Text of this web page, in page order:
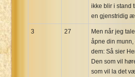
ikke blir i stand
en gjenstridig
3 27
Men når jeg
åpne din munn,
dem: Så sier
Den som vil
som vil la det